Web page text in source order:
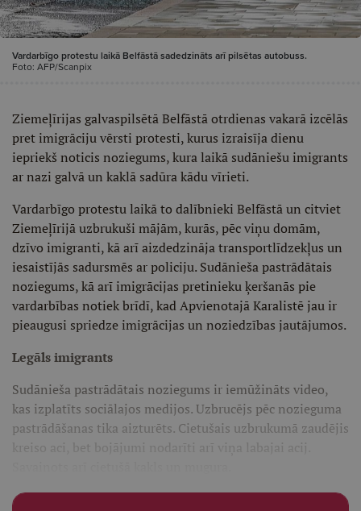
Vardarbīgo protestu laikā Belfāstā sadedzināts arī pilsētas autobuss.
Foto: AFP/Scanpix
Ziemeļīrijas galvaspilsētā Belfāstā otrdienas vakarā izcēlās
pret imigrāciju vērsti protesti, kurus izraisīja dienu
iepriekš noticis noziegums, kura laikā sudāniešu imigrants
ar nazi galvā un kaklā sadūra kādu vīrieti.
Vardarbīgo protestu laikā to dalībnieki Belfāstā un citviet
Ziemeļīrijā uzbrukuši mājām, kurās, pēc viņu domām,
dzīvo imigranti, kā arī aizdedzināja transportlīdzekļus un
iesaistījās sadursmēs ar policiju. Sudānieša pastrādātais
noziegums, kā arī imigrācijas pretinieku ķeršanās pie
vardarbības notiek brīdī, kad Apvienotajā Karalistē jau ir
pieaugusi spriedze imigrācijas un noziedzības jautājumos.
Legāls imigrants
Sudānieša pastrādātais noziegums ir iemūžināts video,
kas izplatīts sociālajos medijos. Uzbrucējs pēc nozieguma
pastrādāšanas tika aizturēts. Cietušais uzbrukumā zaudējis
kreiso aci, bet bojājumi nodarīti arī viņa labajai acij.